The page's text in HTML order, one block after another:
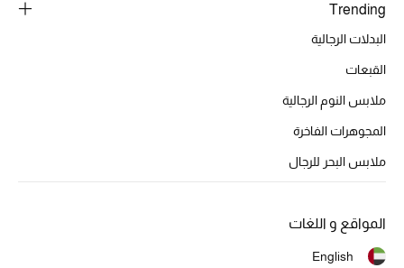
حقائب رجالية
أبرز المصممين
Trending
البدلات الرجالية
القبعات
ملابس النوم الرجالية
المجوهرات الفاخرة
ملابس البحر للرجال
المواقع و اللغات
English